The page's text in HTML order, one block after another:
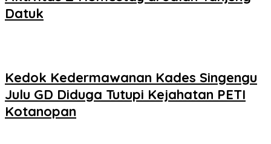
Datuk
Kedok Kedermawanan Kades Singengu
Julu GD Diduga Tutupi Kejahatan PETI
Kotanopan